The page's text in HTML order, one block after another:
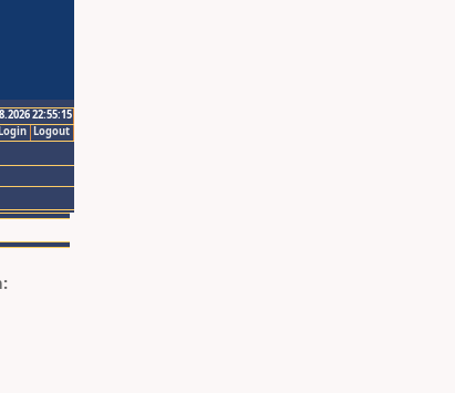
22:55:15
Logout